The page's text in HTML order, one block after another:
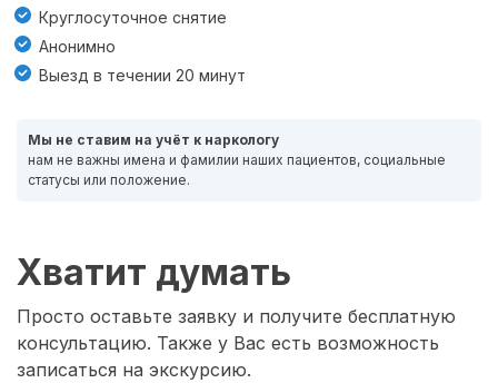
Круглосуточное снятие
Анонимно
Выезд в течении 20 минут
Мы не ставим на учёт к наркологу
нам не важны имена и фамилии наших пациентов, социальные
статусы или положение.
Хватит думать
Просто оставьте заявку и получите бесплатную
консультацию. Также у Вас есть возможность
записаться на экскурсию.